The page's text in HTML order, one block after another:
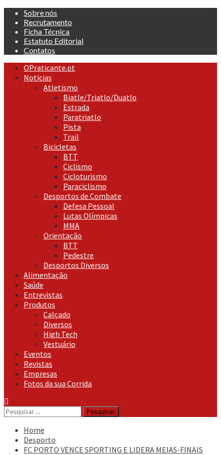
Skip
content
Sobre nós
Recrutamento
Ficha Técnica
Estatuto Editorial
Contatos
Primary
Menu
OPraticante.pt
Noticias
Atletismo
Biatle/Triatlo/Duatlo
Estrada
Paratriatlo
Pista
Trail
Bicicletas
BTT
Ciclismo
Cicloturismo
Paraciclismo
Desportos de Combate
Defesa Pessoal
Lutas Olímpicas
MMA
Orientação
BTT
Pedestre
Desportos Diversos
Alimentação
Saúde
Entrevistas
Produtos
Calçado
Diversos
High Tech
Vestuário
Eventos
Revistas
Empresas
Fotos da sua Corrida
Pesquisar
por:
Home
Desporto
FC PORTO VENCE SPORTING E LIDERA MEIAS-FINAIS